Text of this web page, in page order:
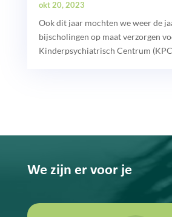
okt 20, 2023
Ook dit jaar mochten we weer de
bijscholingen op maat verzorgen
Kinderpsychiatrisch Centrum
We zijn er voor je